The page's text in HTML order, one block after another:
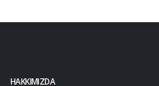
HAKKIMIZDA